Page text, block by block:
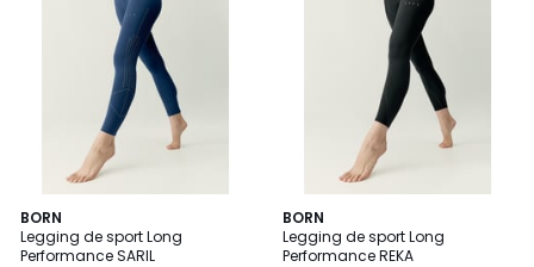
BORN
Legging de sport Long
Performance SARIL
BORN
Legging de sport Long
Performance REKA